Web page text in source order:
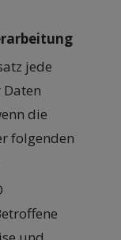
jede
die
folgenden